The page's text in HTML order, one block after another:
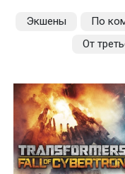
Экшены По
От